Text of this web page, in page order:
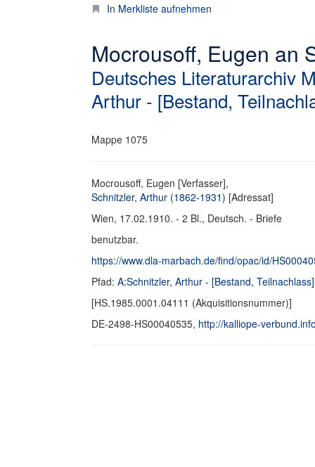
In Merkliste aufnehmen
Mocrousoff, Eugen an
Deutsches Literaturarchiv
Arthur - [Bestand,
Mappe 1075
Mocrousoff, Eugen [Verfasser],
Schnitzler, Arthur (1862-1931) [Adressat]
Wien, 17.02.1910. - 2 Bl., Deutsch. - Briefe
benutzbar.
https://www.dla-marbach.de/find/opac/id/
Pfad: A:Schnitzler, Arthur - [Bestand, Teilnachlass]
[HS.1985.0001.04111 (Akquisitionsnummer)]
DE-2498-HS00040535, http://kalliope-